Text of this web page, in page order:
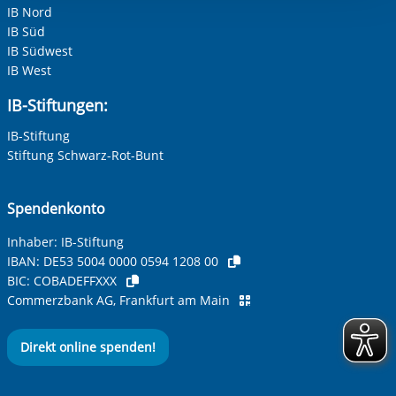
IB Nord
IB Süd
IB Südwest
IB West
IB-Stiftungen:
IB-Stiftung
Stiftung Schwarz-Rot-Bunt
Spendenkonto
Inhaber: IB-Stiftung
IBAN: DE53 5004 0000 0594 1208 00
BIC: COBADEFFXXX
Commerzbank AG, Frankfurt am Main
Direkt online spenden!